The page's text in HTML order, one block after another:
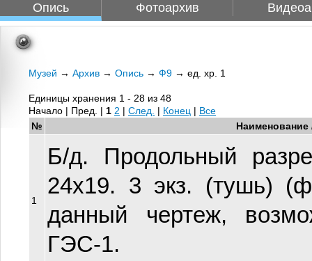
Опись
Фотоархив
Сотрудничество
Музей → Архив → Опись → Ф9 → ед. хр. 1
Единицы хранения 1 - 28 из 48
Начало | Пред. | 1 2 | След. | Конец | Все
№
Наименование
1
Б/д. Продольный
24х19. 3 экз. (тушь)
данный чертеж,
ГЭС-1.